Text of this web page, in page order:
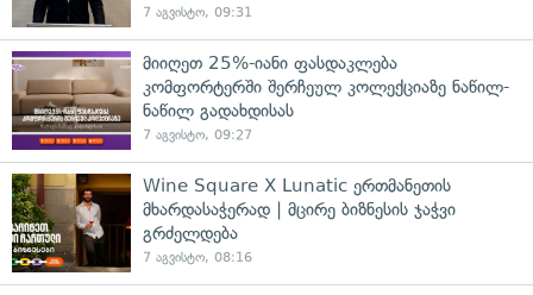
7 აგვისტო, 09:31
მიიღეთ 25%-იანი ფასდაკლება
კომფორტერში შერჩეულ კოლექციაზე ნაწილ-
ნაწილ გადახდისას
7 აგვისტო, 09:27
Wine Square X Lunatic ერთმანეთის
მხარდასაჭერად | მცირე ბიზნესის ჯაჭვი
გრძელდება
7 აგვისტო, 08:16